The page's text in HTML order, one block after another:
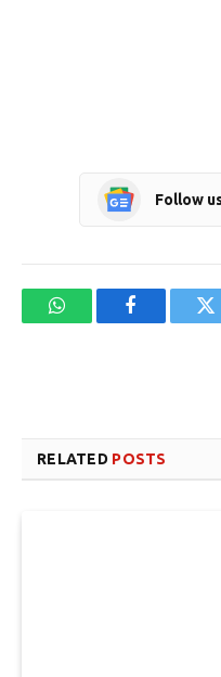
Follow
WhatsAppFacebook
RELATED POSTS